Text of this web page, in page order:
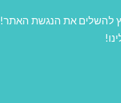
להשלים את הנגשת